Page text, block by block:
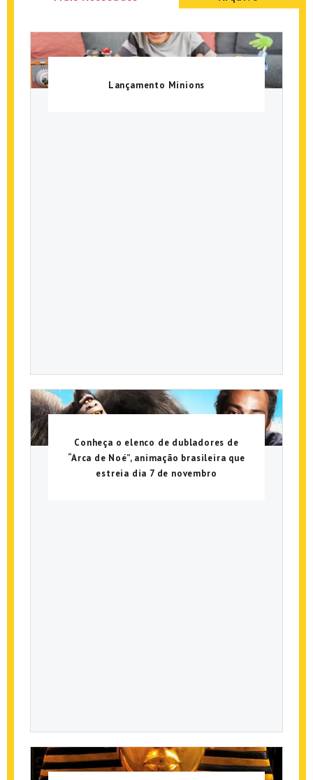
Lançamento Minions
Conheça o elenco de dubladores de
“Arca de Noé”, animação brasileira que
estreia dia 7 de novembro